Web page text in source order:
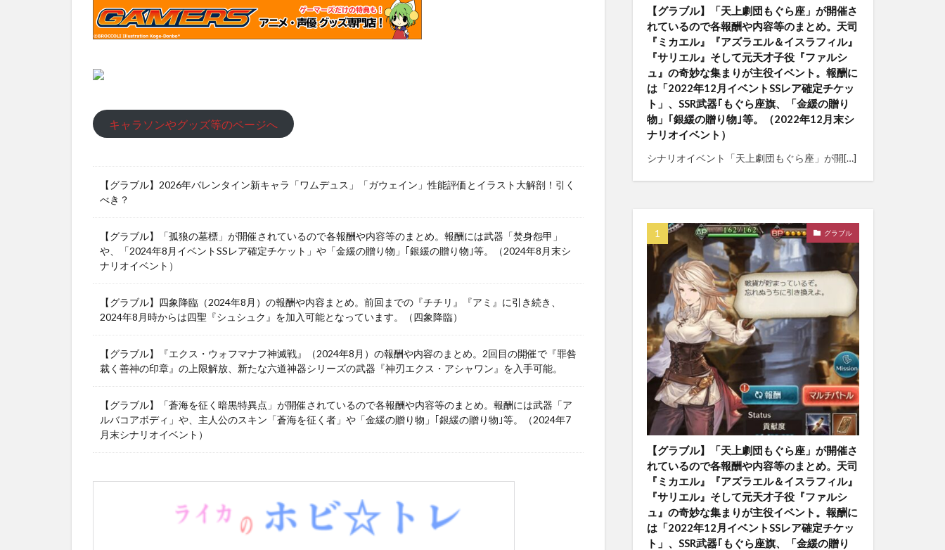
キャラソンやグッズ等のページへ
【グラブル】2026年バレンタイン新キャラ「ワムデュス」「ガウェイン」性能評価とイラスト大解剖！引く
べき？
【グラブル】「孤狼の墓標」が開催されているので各報酬や内容等のまとめ。報酬には武器「焚身怨甲」
や、「2024年8月イベントSSレア確定チケット」や「金緩の贈り物」｢銀緩の贈り物｣等。（2024年8月末シ
ナリオイベント）
【グラブル】四象降臨（2024年8月）の報酬や内容まとめ。前回までの『チチリ』『アミ』に引き続き、
2024年8月時からは四聖『シュシュク』を加入可能となっています。（四象降臨）
【グラブル】『エクス・ウォフマナフ神滅戦』（2024年8月）の報酬や内容のまとめ。2回目の開催で『罪咎
裁く善神の印章』の上限解放、新たな六道神器シリーズの武器『神刃エクス・アシャワン』を入手可能。
【グラブル】「蒼海を征く暗黒特異点」が開催されているので各報酬や内容等のまとめ。報酬には武器「ア
ルバコアボディ」や、主人公のスキン「蒼海を征く者」や「金緩の贈り物」｢銀緩の贈り物｣等。（2024年7
月末シナリオイベント）
【グラブル】「天上劇団もぐら座」が開催さ
れているので各報酬や内容等のまとめ。天司
『ミカエル』『アズラエル＆イスラフィル』
『サリエル』そして元天才子役『ファルシ
ュ』の奇妙な集まりが主役イベント。報酬に
は「2022年12月イベントSSレア確定チケッ
ト」、SSR武器｢もぐら座旗、「金緩の贈り
物」｢銀緩の贈り物｣等。（2022年12月末シ
ナリオイベント）
シナリオイベント「天上劇団もぐら座」が開[…]
グラブル
【グラブル】「天上劇団もぐら座」が開催さ
れているので各報酬や内容等のまとめ。天司
『ミカエル』『アズラエル＆イスラフィル』
『サリエル』そして元天才子役『ファルシ
ュ』の奇妙な集まりが主役イベント。報酬に
は「2022年12月イベントSSレア確定チケッ
ト」、SSR武器｢もぐら座旗、「金緩の贈り